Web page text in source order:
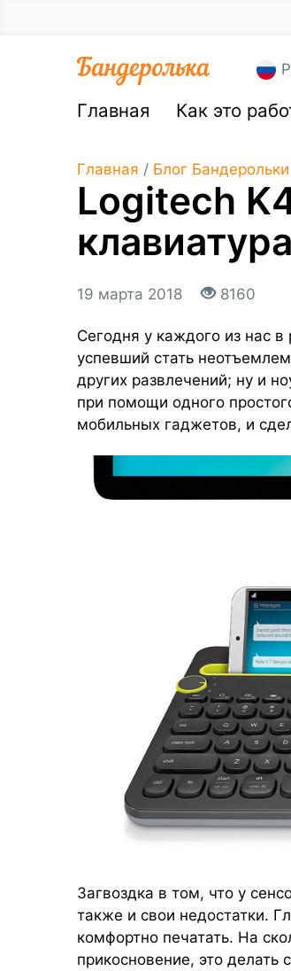
Главная Как это
Главная / Блог Бандерольки
Logitech
клавиатура
19 марта 2018 8160
Сегодня у каждого из нас
успевший стать
других развлечений; ну и
при помощи одного
мобильных гаджетов, и
Загвоздка в том, что у
также и свои недостатки.
комфортно печатать. На
прикосновение, это делать